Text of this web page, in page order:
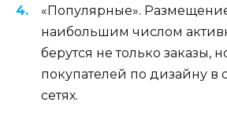
«Популярные».
наибольшим числом
берутся не только заказы,
покупателей по дизайну в
сетях.